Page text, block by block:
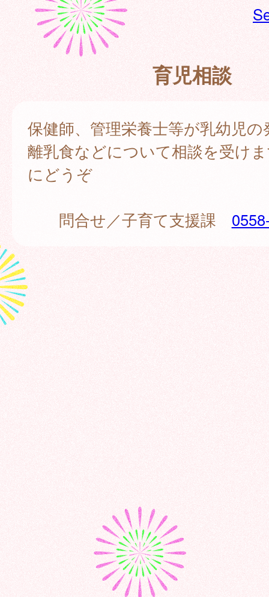
育児相談
保健師、管理栄養士等が乳幼児の
離乳食などについて相談を受け
にどうぞ
問合せ／子育て支援課